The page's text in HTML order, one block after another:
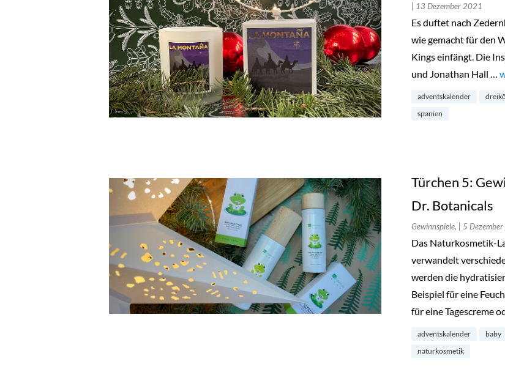
| 13 Dezember 2021
Es duftet nach
wie gemacht für den
Kings einfängt. Die
und Jonathan Hall …
adventskalender
spanien
Türchen 5:
Dr. Botanicals
Gewinnspiele, | 5
Das Naturkosmetik-
verwandelt
werden die
Beispiel für eine
für eine Tagescreme
adventskalender baby
naturkosmetik